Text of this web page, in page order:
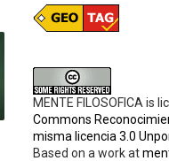
MENTE FILOSOFICA is
Commons
misma licencia 3.0
Based on a work at